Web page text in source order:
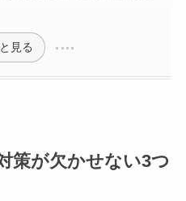
見る
策が欠かせない3つ